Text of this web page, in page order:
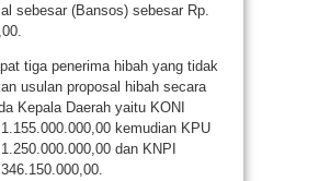
sebesar (Bansos) sebesar Rp.
tiga penerima hibah yang tidak
usulan proposal hibah secara
Kepala Daerah yaitu KONI
kemudian KPU
dan KNPI